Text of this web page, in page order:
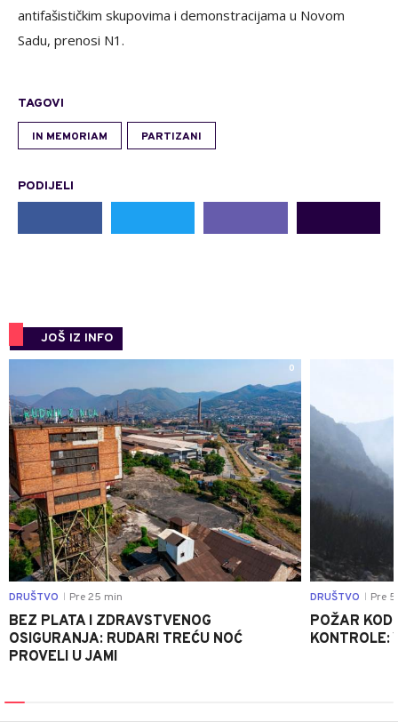
antifašističkim skupovima i demonstracijama u Novom
Sadu, prenosi N1.
TAGOVI
IN MEMORIAM PARTIZANI
PODIJELI
JOŠ IZ INFO
0
DRUŠTVO Pre 25 min
BEZ PLATA I ZDRAVSTVENOG
OSIGURANJA: RUDARI TREĆU NOĆ
PROVELI U JAMI
DRUŠTVO Pre
POŽAR KOD
KONTROLE: